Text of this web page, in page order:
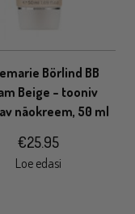
Börlind BB
Beige – tooniv
näokreem, 50 ml
€25.95
Loe edasi